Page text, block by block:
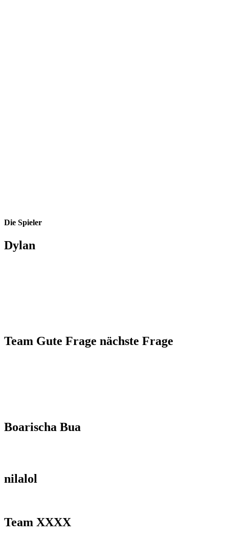
Die Spieler
Dylan
Team Gute Frage nächste Frage
Boarischa Bua
nilalol
Team XXXX